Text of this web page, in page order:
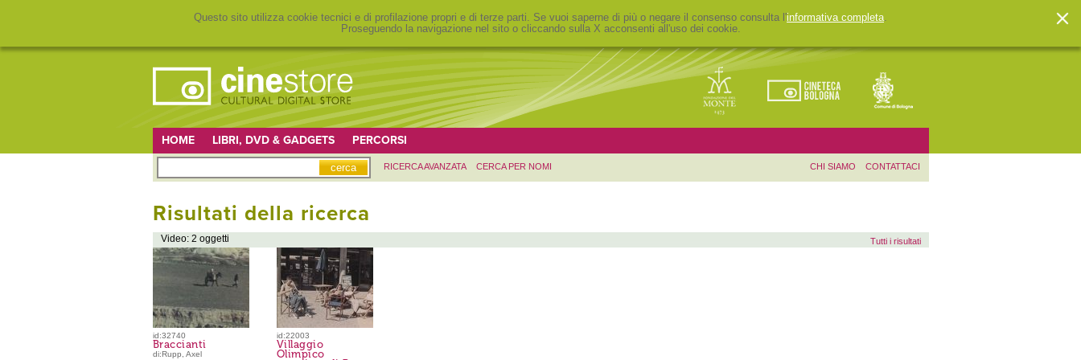
Questo sito utilizza cookie tecnici e di profilazione propri e di terze parti. Se vuoi saperne di più o negare il consenso consulta l'informativa completa.
Proseguendo la navigazione nel sito o cliccando sulla X acconsenti all'uso dei cookie.
HOME LIBRI, DVD & GADGETS PERCORSI
RICERCA AVANZATA CERCA PER NOMI CHI SIAMO CONTATTACI
Risultati della ricerca
Video: 2 oggetti Tutti i risultati
id:32740
Braccianti
di:Rupp, Axel
id:22003
Villaggio
Olimpico